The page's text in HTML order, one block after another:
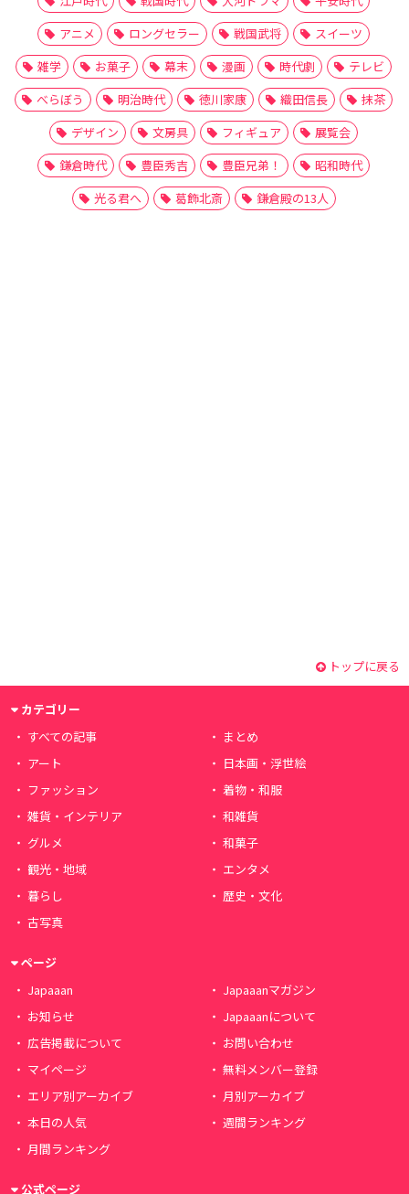
アニメ
ロングセラー 戦国武将
スイーツ
雑学
お菓子 幕末 漫画 時代劇
テレビ
べらぼう
明治時代 徳川家康 織田信長
抹茶
デザイン
文房具 フィギュア
展覧会
鎌倉時代
豊臣秀吉 豊臣兄弟！
昭和時代
光る君へ
葛飾北斎 鎌倉殿の13人
トップに戻る
カテゴリー
すべての記事
まとめ
アート
日本画・浮世絵
ファッション
着物・和服
雑貨・インテリア
和雑貨
グルメ
和菓子
観光・地域
エンタメ
暮らし
歴史・文化
古写真
ページ
Japaaan
Japaaanマガジン
お知らせ
Japaaanについて
広告掲載について
お問い合わせ
マイページ
無料メンバー登録
エリア別アーカイブ
月別アーカイブ
本日の人気
週間ランキング
月間ランキング
公式ページ